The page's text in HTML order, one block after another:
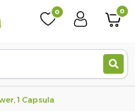
0 0
1 Capsula